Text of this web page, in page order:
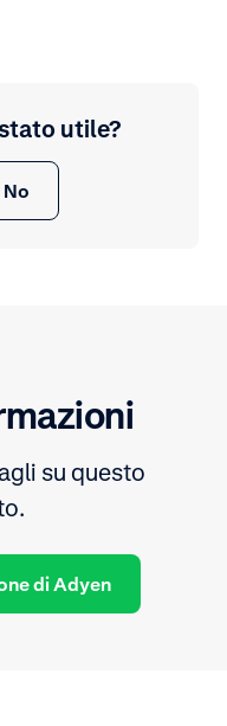
utile?
No
su questo
di Adyen